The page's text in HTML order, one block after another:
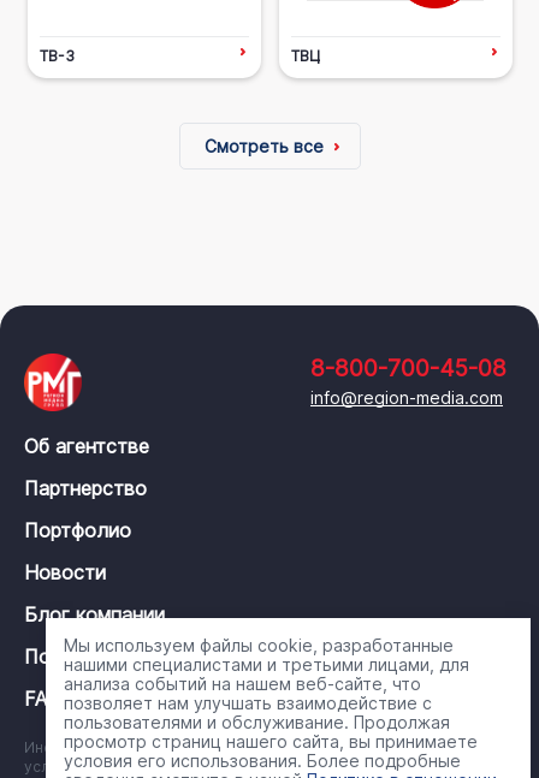
ТВ-3 ТВЦ
Смотреть все
8-800-700-45-08
info@region-media.com
Об агентстве
Партнерство
Портфолио
Новости
Блог компании
Политика конфиденциальности
FAQ
Информация на сайте носит справочный характер и ни при каких
условиях не является публичной офертой
Мы используем файлы cookie, разработанные
нашими специалистами и третьими лицами, для
анализа событий на нашем веб-сайте, что
позволяет нам улучшать взаимодействие с
пользователями и обслуживание. Продолжая
просмотр страниц нашего сайта, вы принимаете
условия его использования. Более подробные